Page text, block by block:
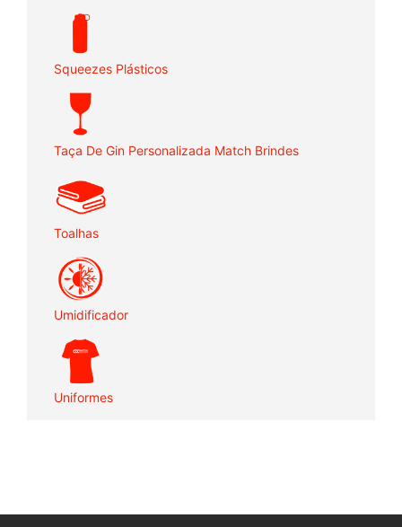
Squeezes Plásticos
Taça De Gin Personalizada Match Brindes
Toalhas
Umidificador
Uniformes